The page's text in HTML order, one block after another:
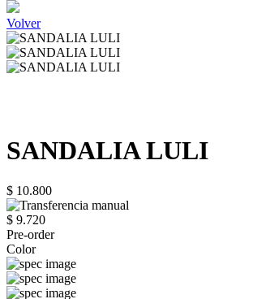
Volver
SANDALIA LULI
$ 10.800
$ 9.720
Pre-order
Color